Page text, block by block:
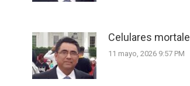
Celulares
11 mayo, 2026 9:57 PM